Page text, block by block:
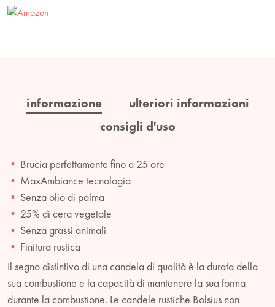
informazione
ulteriori informazioni
consigli d'uso
Brucia perfettamente fino a 25 ore
MaxAmbiance tecnologia
Senza olio di palma
25% di cera vegetale
Senza grassi animali
Finitura rustica
Il segno distintivo di una candela di qualità è la durata della
sua combustione e la capacità di mantenere la sua forma
durante la combustione. Le candele rustiche Bolsius non